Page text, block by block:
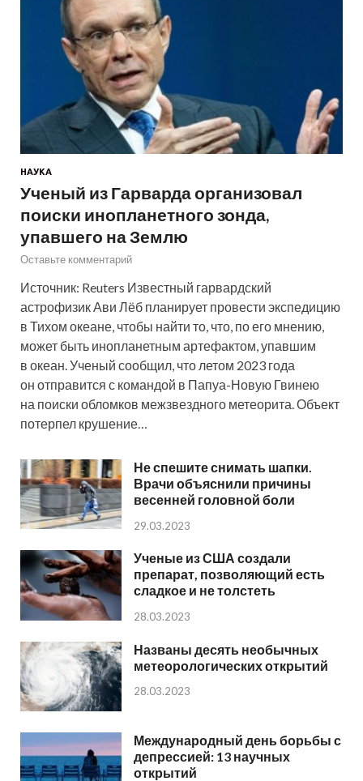
НАУКА
Ученый из Гарварда организовал
поиски инопланетного зонда,
упавшего на Землю
Оставьте комментарий
Источник: Reuters Известный гарвардский
астрофизик Ави Лёб планирует провести экспедицию
в Тихом океане, чтобы найти то, что, по его мнению,
может быть инопланетным артефактом, упавшим
в океан. Ученый сообщил, что летом 2023 года
он отправится с командой в Папуа-Новую Гвинею
на поиски обломков межзвездного метеорита. Объект
потерпел крушение…
Не спешите снимать шапки.
Врачи объяснили причины
весенней головной боли
29.03.2023
Ученые из США создали
препарат, позволяющий есть
сладкое и не толстеть
28.03.2023
Названы десять необычных
метеорологических открытий
28.03.2023
Международный день борьбы с
депрессией: 13 научных
открытий